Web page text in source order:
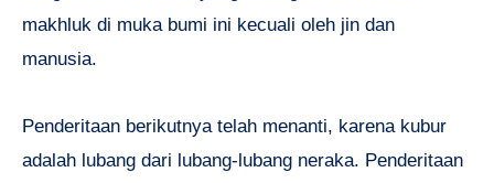
makhluk di muka bumi ini kecuali oleh jin dan
manusia.
Penderitaan berikutnya telah menanti, karena kubur
adalah lubang dari lubang-lubang neraka. Penderitaan